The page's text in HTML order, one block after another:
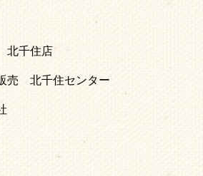
北千住店
売 北千住センター